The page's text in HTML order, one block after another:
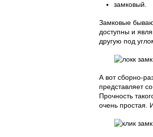
замковый.
Замковые
доступны и
другую под
А вот сборно-
представляет
Прочность
очень простая.